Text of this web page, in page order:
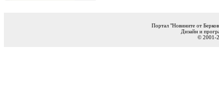
Портал "Новините от
Дизайн и
© 2001-